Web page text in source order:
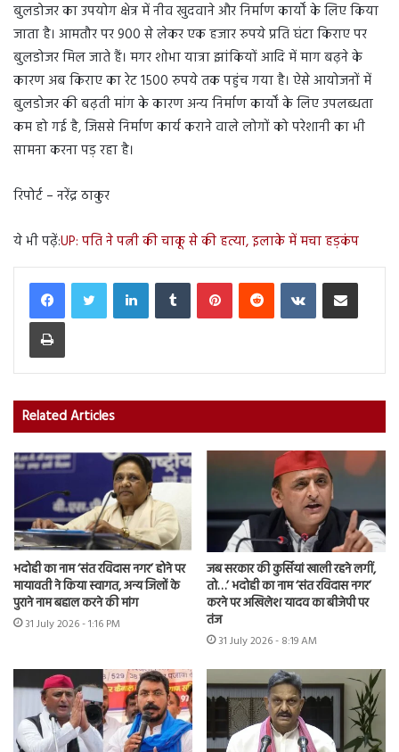
बुलडोजर का उपयोग क्षेत्र में नीव खुदवाने और निर्माण कार्यों के लिए किया
जाता है। आमतौर पर 900 से लेकर एक हजार रुपये प्रति घंटा किराए पर
बुलडोजर मिल जाते हैं। मगर शोभा यात्रा झांकियों आदि में माग बढ़ने के
कारण अब किराए का रेट 1500 रुपये तक पहुंच गया है। ऐसे आयोजनों में
बुलडोजर की बढ़ती मांग के कारण अन्य निर्माण कार्यों के लिए उपलब्धता
कम हो गई है, जिससे निर्माण कार्य कराने वाले लोगों को परेशानी का भी
सामना करना पड़ रहा है।
रिपोर्ट – नरेंद्र ठाकुर
ये भी पढ़ें:UP: पति ने पत्नी की चाकू से की हत्या, इलाके में मचा हड़कंप
LinkedInTumblr PinterestReddit VKontakteShare via Email
Print
Related Articles
भदोही का नाम ‘संत रविदास नगर’ होने पर
मायावती ने किया स्वागत, अन्य जिलों के
पुराने नाम बहाल करने की मांग
31 July 2026 - 1:16 PM
जब सरकार की कुर्सियां खाली रहने लगीं,
तो…’ भदोही का नाम ‘संत रविदास नगर’
करने पर अखिलेश यादव का बीजेपी पर
तंज
31 July 2026 - 8:19 AM